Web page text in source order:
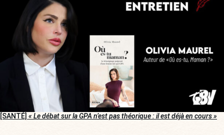
[SANTÉ] « Le débat sur la GPA n’est pas théorique : il est déjà en cours »